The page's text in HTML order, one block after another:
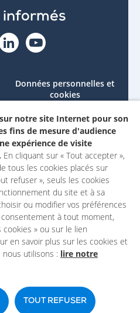
informés
Données personnelles et
cookies
Accessibilité : non
conforme
Mentions légales
site du
notre site Internet pour son
fins de mesure d'audience
expérience de visite
En cliquant sur « Tout accepter »,
tous les cookies placés sur
refuser », seuls les cookies
du site et à sa
ou modifier vos préférences
à tout moment,
cookies » ou sur le lien
en savoir plus sur les cookies et
utilisons : lire notre
TOUT REFUSER